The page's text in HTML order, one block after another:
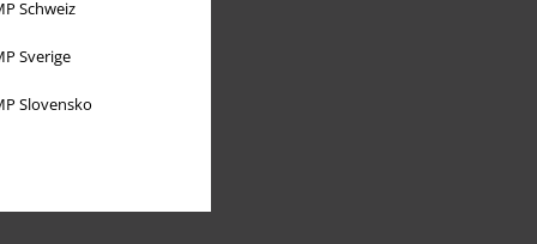
Schweiz
Sverige
Slovensko